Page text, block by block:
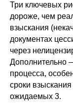
Три ключевых
дороже, чем
взыскания
документах
через
Дополнительно
процесса,
сроки
ожидаемых 3.